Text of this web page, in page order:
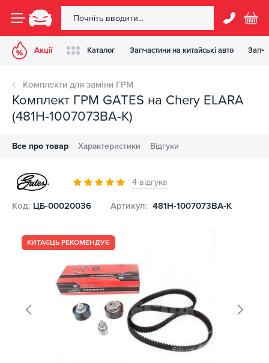
Акції Каталог Запчастини на китайські авто
Комплекти для заміни ГРМ
Комплект ГРМ GATES на Chery ELARA
(481H-1007073BA-K)
Все про товар Характеристики Відгуки
4 відгука
Код: ЦБ-00020036 Артикул: 481H-1007073BA-K
КИТАЄЦЬ РЕКОМЕНДУЄ